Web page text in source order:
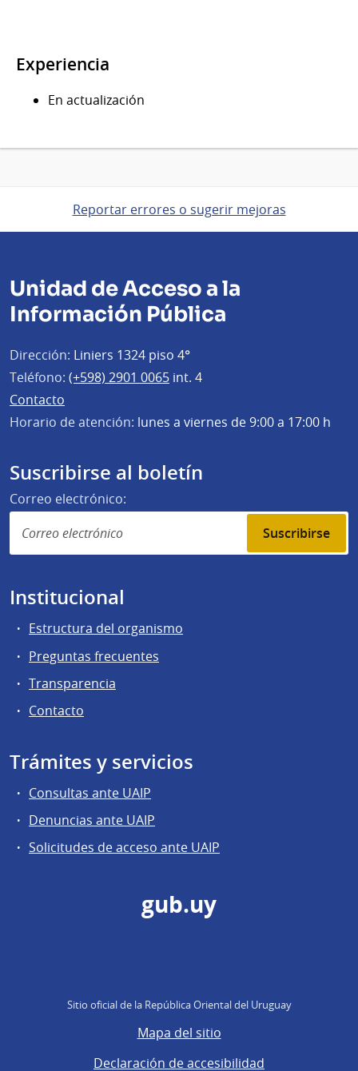
Experiencia
En actualización
Reportar errores o sugerir mejoras
Unidad de Acceso a la
Información Pública
Dirección: Liniers 1324 piso 4°
Teléfono: (+598) 2901 0065 int. 4
Contacto
Horario de atención: lunes a viernes de 9:00 a 17:00 h
Suscribirse al boletín
Correo electrónico:
Suscribirse
Institucional
Estructura del organismo
Preguntas frecuentes
Transparencia
Contacto
Trámites y servicios
Consultas ante UAIP
Denuncias ante UAIP
Solicitudes de acceso ante UAIP
gub.uy
Sitio oficial de la República Oriental del Uruguay
Mapa del sitio
Declaración de accesibilidad